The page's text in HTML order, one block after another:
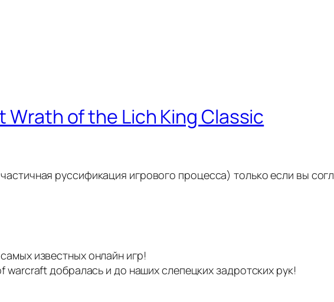
Wrath of the Lich King Classic
руссификация игрового процесса) только если вы
известных онлайн игр!
warcraft добралась и до наших слепецких задротских рук!